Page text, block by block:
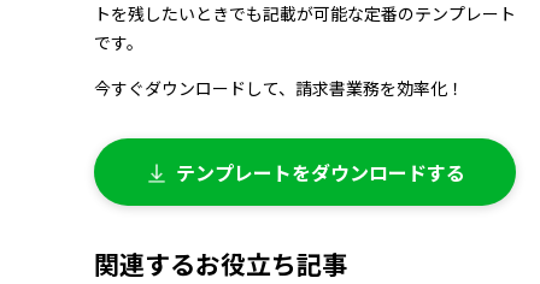
トを残したいときでも記載が可能な定番のテンプレート
です。
今すぐダウンロードして、請求書業務を効率化！
テンプレートをダウンロードする
関連するお役立ち記事